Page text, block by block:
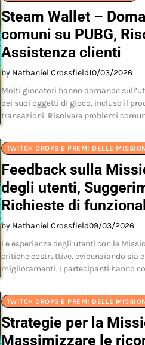
Steam Wallet –
comuni su PUBG,
Assistenza clienti
by Nathaniel Crossfield10/03/2026
Molti giocatori hanno domande
dei suoi oggetti di gioco, incluso il
transazioni. Risolvere problemi
TWITCH DROPS E PREMI DELLE
Feedback sulla
degli utenti,
Richieste di
by Nathaniel Crossfield09/03/2026
Le esperienze degli utenti con le
critiche costruttive, evidenziando sia
miglioramenti. I partecipanti hanno
TWITCH DROPS E PREMI DELLE
Strategie per la
Massimizzare le